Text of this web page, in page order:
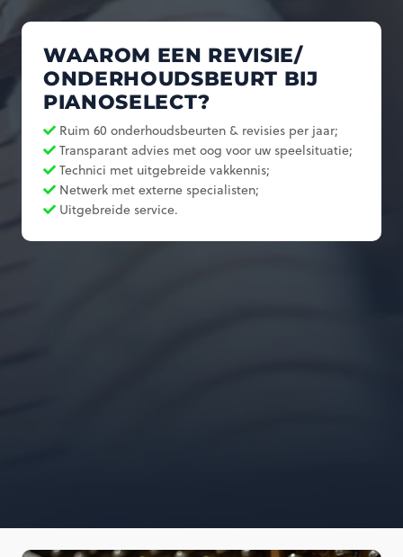
WAAROM EEN REVISIE/
ONDERHOUDSBEURT BIJ
PIANOSELECT?
Ruim 60 onderhoudsbeurten & revisies per jaar;
Transparant advies met oog voor uw speelsituatie;
Technici met uitgebreide vakkennis;
Netwerk met externe specialisten;
Uitgebreide service.